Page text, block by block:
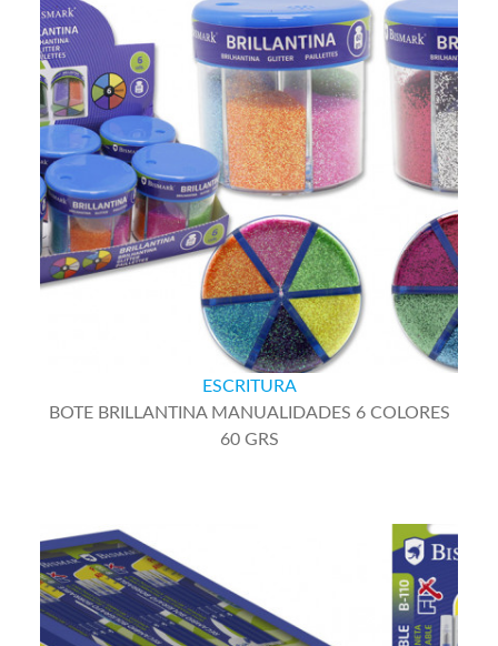
ESCRITURA
BOTE BRILLANTINA MANUALIDADES 6 COLORES
60 GRS